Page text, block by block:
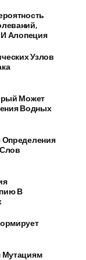
И Алопеция
Узлов
Может
Водных
Определения
В
Мутациям